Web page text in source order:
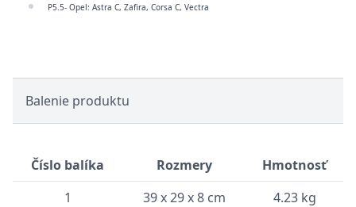
P5.5- Opel: Astra C, Zafira, Corsa C, Vectra
Balenie produktu
Číslo balíka Rozmery
Hmotnosť
1
39 x 29 x 8 cm 4.23 kg